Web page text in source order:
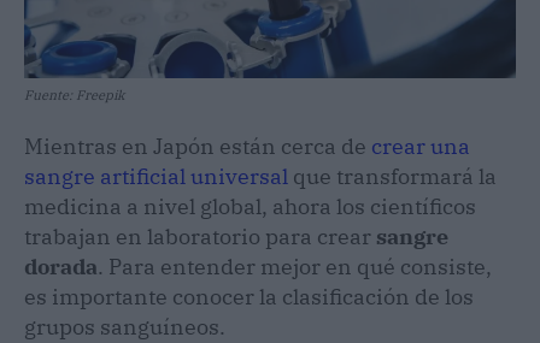
Fuente: Freepik
Mientras en Japón están cerca de crear una
sangre artificial universal que transformará la
medicina a nivel global, ahora los científicos
trabajan en laboratorio para crear sangre
dorada. Para entender mejor en qué consiste,
es importante conocer la clasificación de los
grupos sanguíneos.